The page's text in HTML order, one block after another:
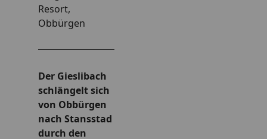
Schneeschuh- & Winterwandern
Schlitteln
Sommer
Alle Themen
Wandern & Spazieren
Bike & Fahrrad
Seen & Bäder
Resort,
Obbürgen
Der Gieslibach
schlängelt sich
von Obbürgen
nach Stansstad
durch den